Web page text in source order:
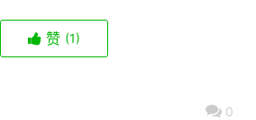
赞 (1)
0